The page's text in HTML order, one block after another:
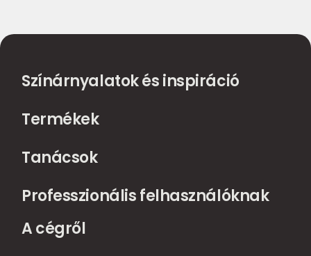
Színárnyalatok és inspiráció
Termékek
Tanácsok
Professzionális felhasználóknak
A cégről